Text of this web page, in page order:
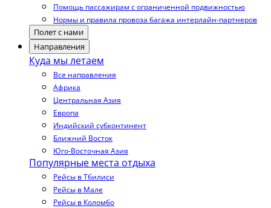
Помощь пассажирам с ограниченной подвижностью
Нормы и правила провоза багажа интерлайн-партнеров
Полет с нами
Направления
Куда мы летаем
Все направления
Африка
Центральная Азия
Европа
Индийский субконтинент
Ближний Восток
Юго-Восточная Азия
Популярные места отдыха
Рейсы в Тбилиси
Рейсы в Мале
Рейсы в Коломбо